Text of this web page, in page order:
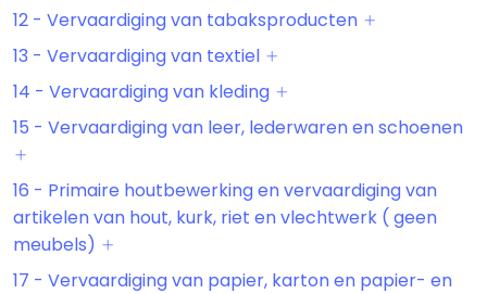
12 - Vervaardiging van tabaksproducten
13 - Vervaardiging van textiel
14 - Vervaardiging van kleding
15 - Vervaardiging van leer, lederwaren en schoenen
16 - Primaire houtbewerking en vervaardiging van
artikelen van hout, kurk, riet en vlechtwerk ( geen
meubels)
17 - Vervaardiging van papier, karton en papier- en